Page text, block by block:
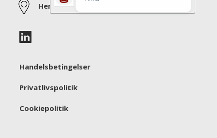
Her kan du finde os
Handelsbetingelser
Privatlivspolitik
Cookiepolitik